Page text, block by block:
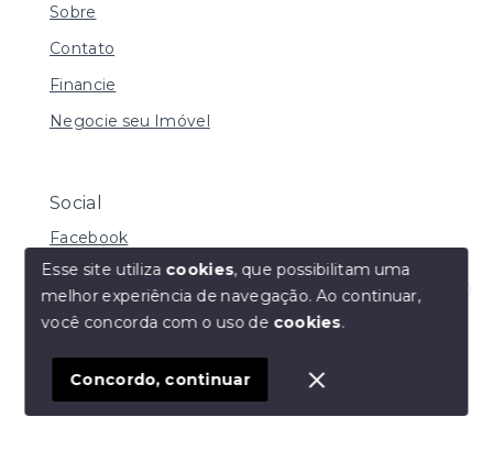
Olá! Estamos disponíveis para te ajudar.
Sobre
Contato
Financie
Negocie seu Imóvel
Social
Facebook
© Copyright 2026 - Daniela de Carvalho Caffer - Todos
SITE PARA IMOBILIARIA
Esse site utiliza cookies, que possibilitam uma
melhor experiência de navegação.Ao continuar,
você concorda com o uso de cookies.
Concordo, continuar